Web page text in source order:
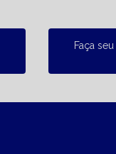
Faça